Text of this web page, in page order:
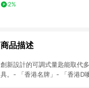
2%
商品描述
創新設計的可調式量匙能取代
具。- 「香港名牌」- 「香港D